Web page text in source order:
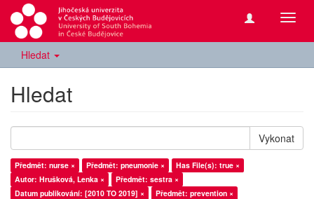
Hledat
Hledat
Vykonat
Předmět: nurse × Předmět: pneumonie ×
Has File(s): true ×
Autor: Hrušková, Lenka ×
Předmět: sestra ×
Datum publikování: [2010 TO 2019] ×
Předmět: prevention ×